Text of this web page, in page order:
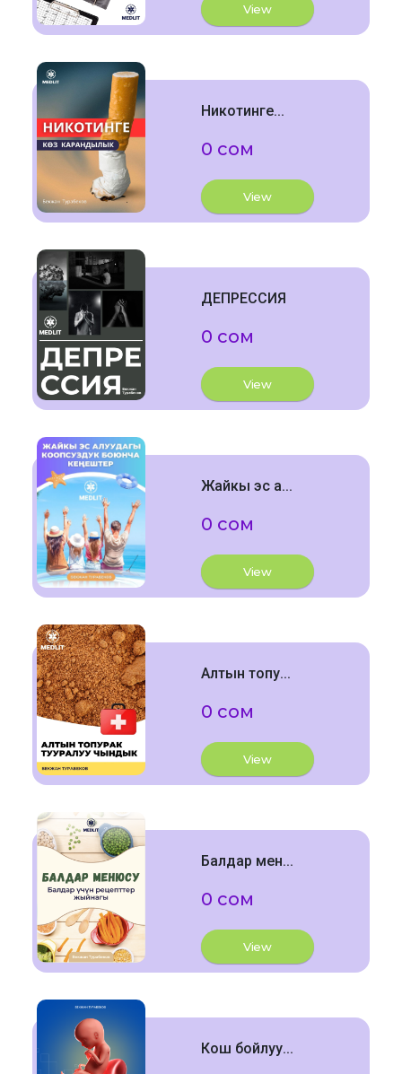
View
Никотинге...
0 сом
View
ДЕПРЕССИЯ
0 сом
View
Жайкы эс а...
0 сом
View
Алтын топу...
0 сом
View
Балдар мен...
0 сом
View
Кош бойлуу...